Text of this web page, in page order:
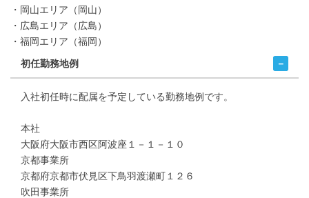
・岡山エリア（岡山）
・広島エリア（広島）
・福岡エリア（福岡）
初任勤務地例
入社初任時に配属を予定している勤務地例です。
本社
大阪府大阪市西区阿波座１－１－１０
京都事業所
京都府京都市伏見区下鳥羽渡瀬町１２６
吹田事業所